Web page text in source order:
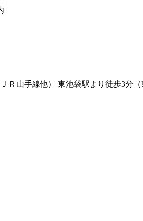
Ｒ山手線他） 東池袋駅より徒歩3分（